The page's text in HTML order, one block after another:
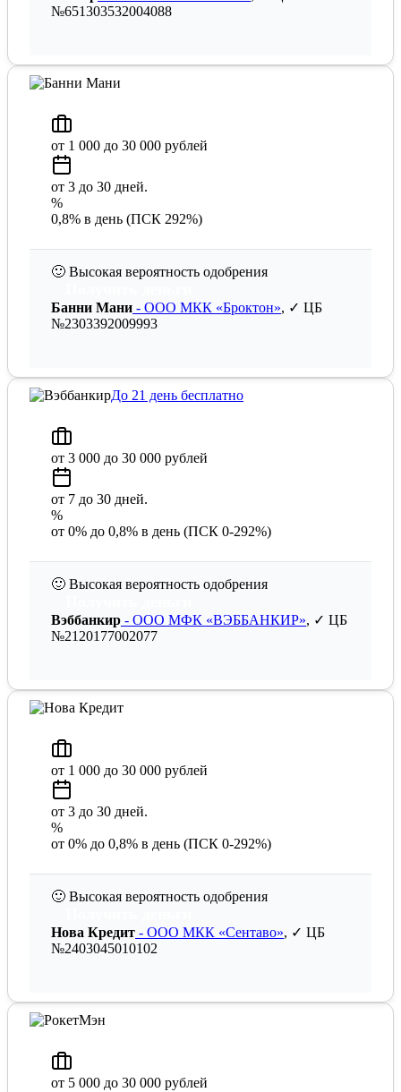
№651303532004088
от 1 000 до 30 000 рублей
от 3 до 30 дней.
%
0,8% в день (ПСК 292%)
🙂 Высокая вероятность одобрения
Банни Мани - ООО МКК «Броктон», ✓ ЦБ
№2303392009993
До 21 день бесплатно
от 3 000 до 30 000 рублей
от 7 до 30 дней.
%
от 0% до 0,8% в день (ПСК 0-292%)
🙂 Высокая вероятность одобрения
Вэббанкир - ООО МФК «ВЭББАНКИР», ✓ ЦБ
№2120177002077
от 1 000 до 30 000 рублей
от 3 до 30 дней.
%
от 0% до 0,8% в день (ПСК 0-292%)
🙂 Высокая вероятность одобрения
Нова Кредит - ООО МКК «Сентаво», ✓ ЦБ
№2403045010102
от 5 000 до 30 000 рублей